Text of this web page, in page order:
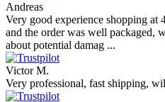
Andreas
Very good experience shopping at
and the order was well packaged,
about potential damag ...
Victor M.
Very professional, fast shipping,